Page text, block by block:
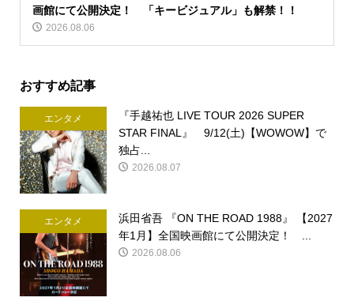
画館にて公開決定！ 「キービジュアル」も解禁！！
2026.08.06
おすすめ記事
エンタメ
『手越祐也 LIVE TOUR 2026 SUPER
STAR FINAL』 9/12(土)【WOWOW】で
独占...
2026.08.07
エンタメ
浜田省吾 『ON THE ROAD 1988』 【2027
年1月】全国映画館にて公開決定！ ...
2026.08.06